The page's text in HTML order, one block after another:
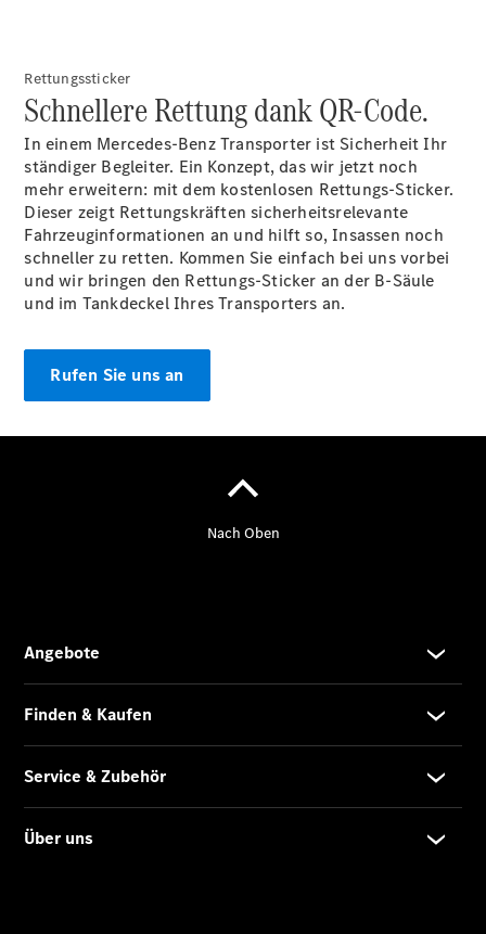
Reifen- und
Komplettradschutz
EU-
Transporter-
Service
Entsorgung
Service-
und
Rettungssticker
Schnellere Rettung dank QR-Code.
In einem Mercedes-Benz Transporter ist Sicherheit Ihr
ständiger Begleiter. Ein Konzept, das wir jetzt noch
mehr erweitern: mit dem kostenlosen Rettungs-Sticker.
Dieser zeigt Rettungskräften sicherheitsrelevante
Fahrzeuginformationen an und hilft so, Insassen noch
schneller zu retten. Kommen Sie einfach bei uns vorbei
und wir bringen den Rettungs-Sticker an der B-Säule
und im Tankdeckel Ihres Transporters an.
Rufen Sie uns an